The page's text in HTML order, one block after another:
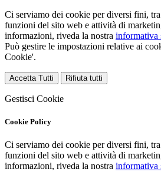
Ci serviamo dei cookie per diversi fini,
funzioni del sito web e attività di
informazioni, riveda la nostra informativa
Può gestire le impostazioni relative ai
Cookie'.
Accetta Tutti Rifiuta tutti
Gestisci Cookie
Cookie Policy
Ci serviamo dei cookie per diversi fini,
funzioni del sito web e attività di
informazioni, riveda la nostra informativa